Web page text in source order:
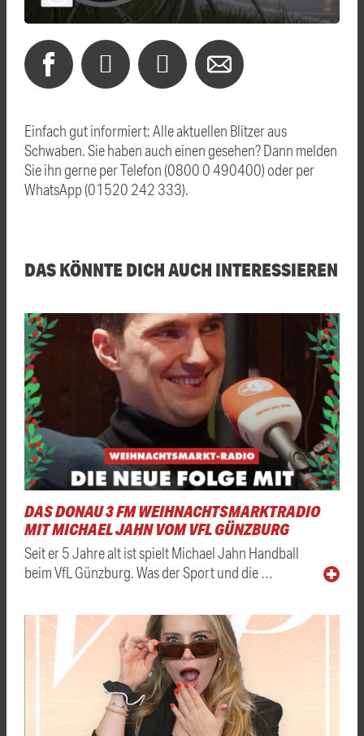
Einfach gut informiert: Alle aktuellen Blitzer aus
Schwaben. Sie haben auch einen gesehen? Dann melden
Sie ihn gerne per Telefon (0800 0 490400) oder per
WhatsApp (01520 242 333).
DAS KÖNNTE DICH AUCH INTERESSIEREN
DAS DONAU 3 FM WEIHNACHTSMARKTRADIO
MIT MICHAEL JAHN VOM VFL GÜNZBURG
Seit er 5 Jahre alt ist spielt Michael Jahn Handball
beim VfL Günzburg. Was der Sport und die …